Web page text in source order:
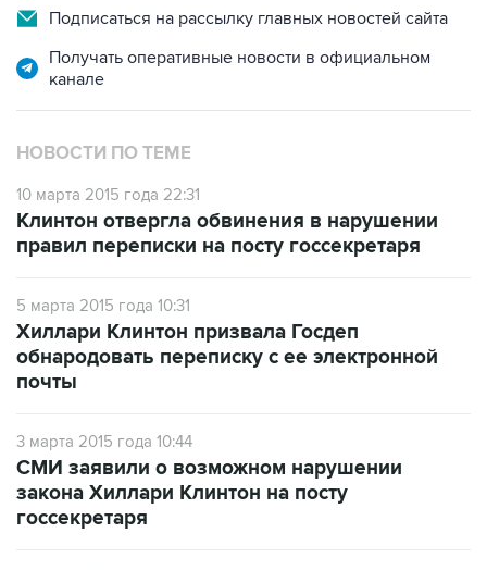
Получать оперативные новости в официальном
НОВОСТИ ПО ТЕМЕ
10 марта 2015 года 22:31
правил переписки на посту госсекретаря
5 марта 2015 года 10:31
обнародовать переписку с ее электронной
почты
закона Хиллари Клинтон на посту
госсекретаря
2 марта 2015 года 11:14